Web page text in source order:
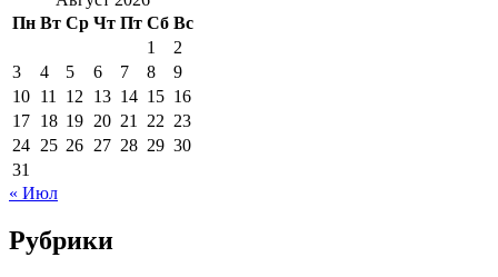
Пн Вт Ср Чт Пт Сб Вс
1
2
3
4 5 6 7 8
9
10 11 12 13 14 15 16
17 18 19 20 21 22 23
24 25 26 27 28 29 30
31
« Июл
Рубрики